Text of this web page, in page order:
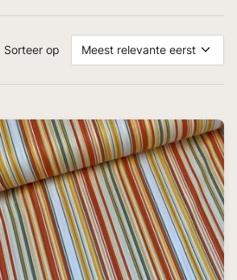
Sorteer op Meest relevante eerst